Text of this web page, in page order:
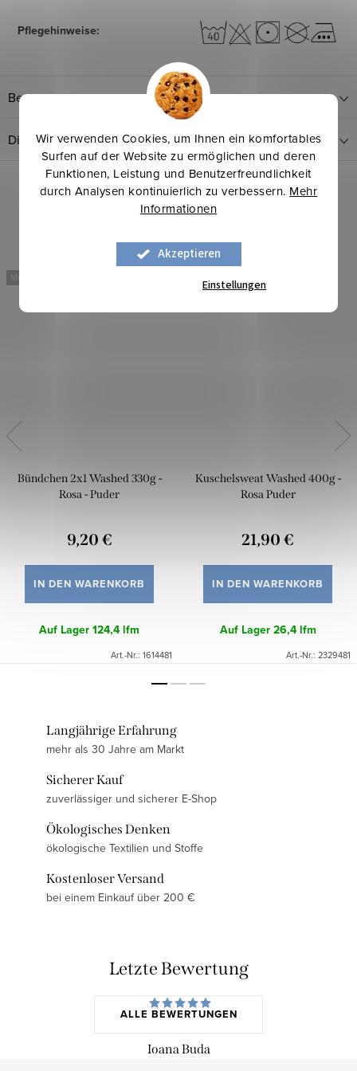
Wir verwenden Cookies, um Ihnen ein komfortables
Surfen auf der Website zu ermöglichen und deren
Funktionen, Leistung und Benutzerfreundlichkeit
durch Analysen kontinuierlich zu verbessern. Mehr
Informationen
Akzeptieren
Einstellungen
Pflegehinweise:
Bewertung
Diskussion
Verwandte Produkte
Mehr für weniger
Bündchen 2x1 Washed 330g -
Rosa - Puder
9,20 €
IN DEN WARENKORB
Auf Lager124,4 lfm
Art.-Nr.: 1614481
Kuschelsweat Washed 400g -
Rosa Puder
21,90 €
IN DEN WARENKORB
Auf Lager26,4 lfm
Art.-Nr.: 2329481
Langjährige Erfahrung
mehr als 30 Jahre am Markt
Sicherer Kauf
zuverlässiger und sicherer E-Shop
Ökologisches Denken
ökologische Textilien und Stoffe
Kostenloser Versand
bei einem Einkauf über 200 €
Letzte Bewertung
ALLE BEWERTUNGEN
Ioana Buda